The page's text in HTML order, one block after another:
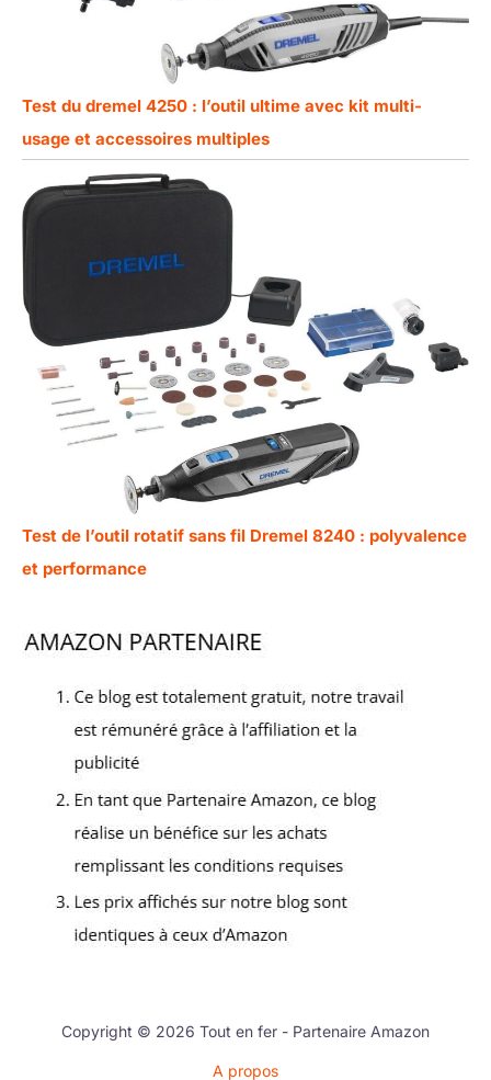
Test du dremel 4250 : l’outil ultime avec kit multi-
usage et accessoires multiples
Test de l’outil rotatif sans fil Dremel 8240 : polyvalence
et performance
Copyright © 2026 Tout en fer - Partenaire Amazon
A propos